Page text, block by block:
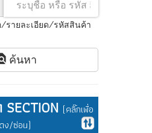
รายละเอียด/รหัสสินค้า
ค้นหา
(คลิ๊กเพื่อ
ง/ซ่อน)